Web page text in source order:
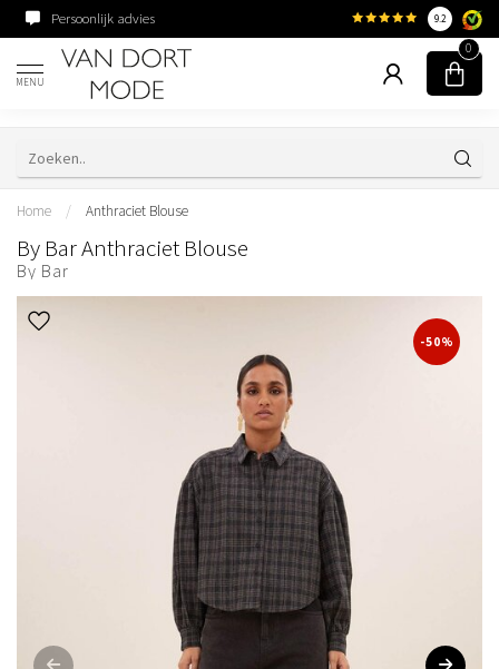
Persoonlijk advies Familiebedrijf sinds
9.2
MENU
0
Home / Anthraciet Blouse
By Bar Anthraciet Blouse
By Bar
-50%